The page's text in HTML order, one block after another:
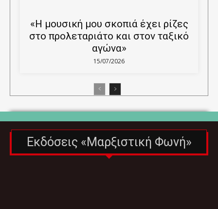
«Η μουσική μου σκοπιά έχει ρίζες
στο προλεταριάτο και στον ταξικό
αγώνα»
15/07/2026
Εκδόσεις «Μαρξιστική Φωνή»